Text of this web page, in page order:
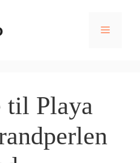
Meny
til Playa